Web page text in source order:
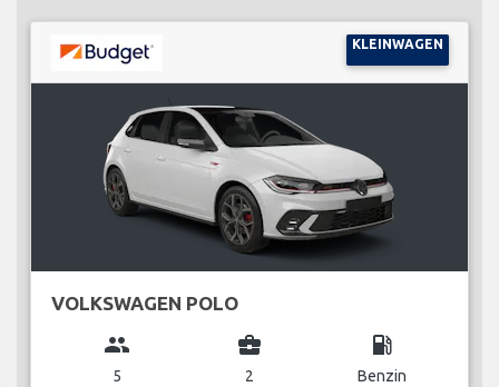
KLEINWAGEN
VOLKSWAGEN POLO
group
5
business_center
2
local_gas_station
Benzin